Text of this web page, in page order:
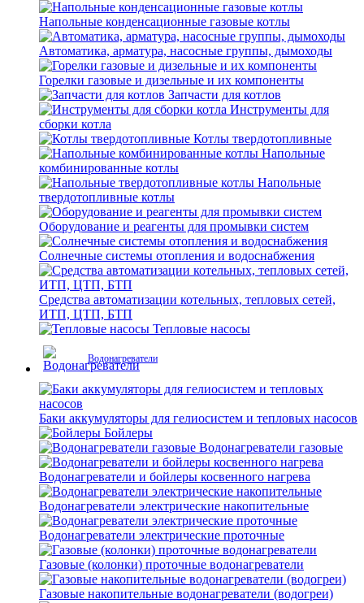
Напольные конденсационные газовые котлы
Автоматика, арматура, насосные группы, дымоходы
Горелки газовые и дизельные и их компоненты
Запчасти для котлов
Инструменты для
сборки котла
Котлы твердотопливные
Напольные
комбинированные котлы
Напольные
твердотопливные котлы
Оборудование и реагенты для промывки систем
Солнечные системы отопления и водоснабжения
Средства автоматизации котельных, тепловых сетей,
ИТП, ЦТП, БТП
Тепловые насосы
Водонагреватели
Баки аккумуляторы для гелиосистем и тепловых насосов
Бойлеры
Водонагреватели газовые
Водонагреватели и бойлеры косвенного нагрева
Водонагреватели электрические накопительные
Водонагреватели электрические проточные
Газовые (колонки) проточные водонагреватели
Газовые накопительные водонагреватели (водогреи)